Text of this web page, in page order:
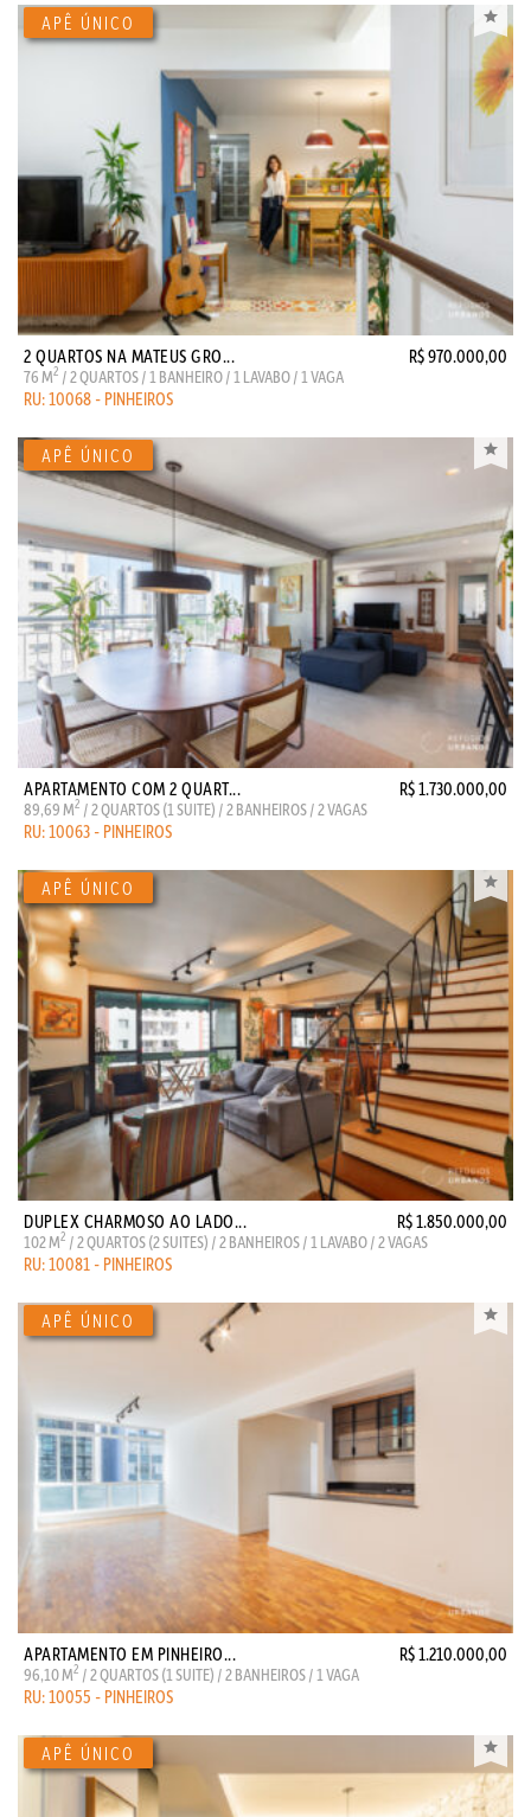
2 QUARTOS NA MATEUS GRO... R$ 970.000,00
76 M2 / 2 QUARTOS / 1 BANHEIRO / 1 LAVABO / 1 VAGA
RU: 10068 - PINHEIROS
APARTAMENTO COM 2 QUART... R$ 1.730.000,00
89,69 M2 / 2 QUARTOS (1 SUITE) / 2 BANHEIROS / 2 VAGAS
RU: 10063 - PINHEIROS
DUPLEX CHARMOSO AO LADO... R$ 1.850.000,00
102 M2 / 2 QUARTOS (2 SUITES) / 2 BANHEIROS / 1 LAVABO / 2 VAGAS
RU: 10081 - PINHEIROS
APARTAMENTO EM PINHEIRO... R$ 1.210.000,00
96,10 M2 / 2 QUARTOS (1 SUITE) / 2 BANHEIROS / 1 VAGA
RU: 10055 - PINHEIROS